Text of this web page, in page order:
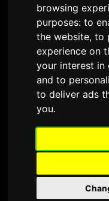
browsing
purposes:to
the website,to
experience on
your interest in
and to
to deliver ads
you.
Ihahayag
Premiere
para sa
'Kimishinu'
Ang music video
bagong single na